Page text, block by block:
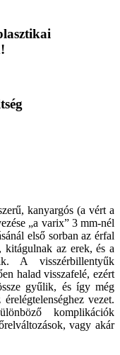
kanyargós (a vért a
„a varix” 3 mm-nél
első sorban az érfal
kitágulnak az erek, és a
A visszérbillentyűk
halad visszafelé, ezért
gyűlik, és így még
vezet.
komplikációk
vagy akár